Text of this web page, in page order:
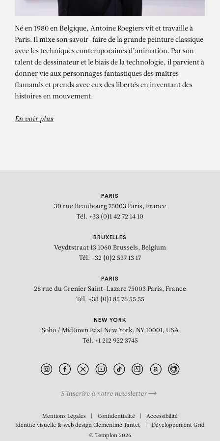
ANTOINE ROEGIERS
Né en 1980 en Belgique, Antoine Roegiers vit et travaille à
Paris. Il mixe son savoir-faire de la grande peinture classique
avec les techniques contemporaines d’animation. Par son
talent de dessinateur et le biais de la technologie, il parvient à
donner vie aux personnages fantastiques des maîtres
flamands et prends avec eux des libertés en inventant des
histoires en mouvement.
En voir plus
PARIS
30 rue Beaubourg 75003 Paris, France
Tél. +33 (0)1 42 72 14 10
BRUXELLES
Veydtstraat 13 1060 Brussels, Belgium
Tél. +32 (0)2 537 13 17
PARIS
28 rue du Grenier Saint-Lazare 75003 Paris, France
Tél. +33 (0)1 85 76 55 55
NEW YORK
Soho / Midtown East New York, NY 10001, USA
Tél. +1 212 922 3745
S’inscrire à notre newsletter
Mentions Légales Confidentialité
Accessibilité
Identité visuelle & web designClémentine Tantet Développement Grid
© Templon 2026